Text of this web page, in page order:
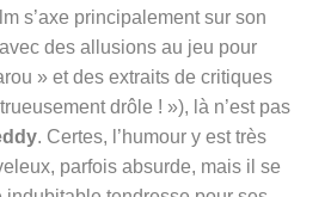
s’axe principalement sur son
des allusions au jeu pour
» et des extraits de critiques
drôle ! »), là n’est pas
. Certes, l’humour y est très
parfois absurde, mais il se